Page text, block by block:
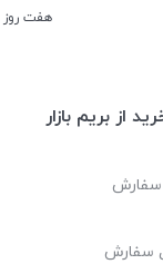
هفت روز
از بریم بازار
سفارش
سفارش